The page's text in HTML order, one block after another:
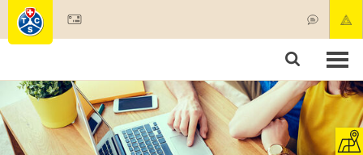
Membres & prestations
Tests, sécurité & santé